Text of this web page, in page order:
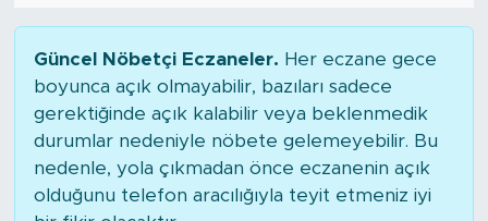
Güncel Nöbetçi Eczaneler. Her eczane gece
boyunca açık olmayabilir, bazıları sadece
gerektiğinde açık kalabilir veya beklenmedik
durumlar nedeniyle nöbete gelemeyebilir. Bu
nedenle, yola çıkmadan önce eczanenin açık
olduğunu telefon aracılığıyla teyit etmeniz iyi